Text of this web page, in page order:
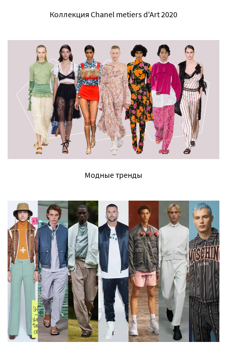
Коллекция Chanel metiers d'Art 2020
Модные тренды